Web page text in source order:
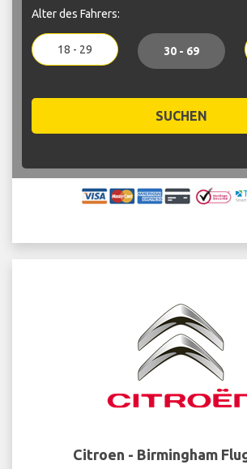
Alter des Fahrers:
18 - 29 30 - 69
SUCHEN
Citroen - Birmingham